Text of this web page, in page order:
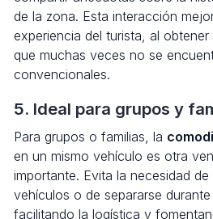
de la zona. Esta interacción
experiencia del turista, al
que muchas veces no se
convencionales.
5. Ideal para grupos y
Para grupos o familias, la
en un mismo vehículo es otra
importante. Evita la necesidad
vehículos o de separarse durante
facilitando la logística y